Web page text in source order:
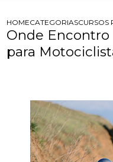
HOMECATEGORIASCURSOS
Onde
para